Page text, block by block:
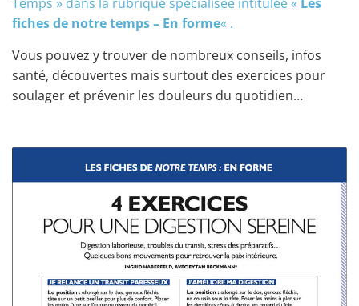
fiches de notre temps – En forme« .
Vous pouvez y trouver de nombreux conseils, infos
santé, découvertes mais surtout des exercices pour
soulager et prévenir les douleurs du quotidien…